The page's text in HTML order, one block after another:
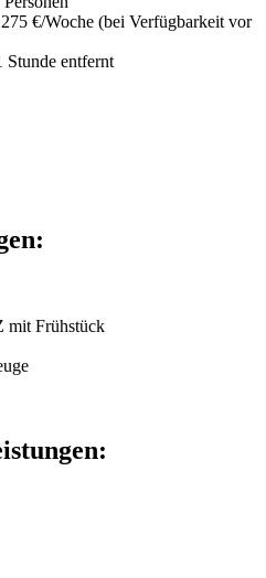
275 €/Woche (bei Verfügbarkeit vor
Stunde entfernt
mit Frühstück